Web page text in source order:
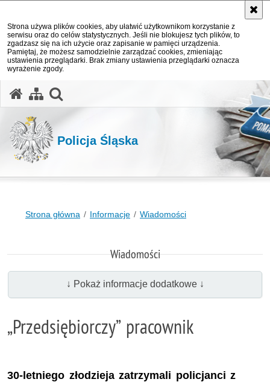
Strona używa plików cookies, aby ułatwić użytkownikom korzystanie z
serwisu oraz do celów statystycznych. Jeśli nie blokujesz tych plików, to
zgadzasz się na ich użycie oraz zapisanie w pamięci urządzenia.
Pamiętaj, że możesz samodzielnie zarządzać cookies, zmieniając
ustawienia przeglądarki. Brak zmiany ustawienia przeglądarki oznacza
wyrażenie zgody.
Policja Śląska
Strona główna Informacje Wiadomości
Wiadomości
↓ Pokaż informacje dodatkowe ↓
„Przedsiębiorczy” pracownik
30-letniego złodzieja zatrzymali policjanci z